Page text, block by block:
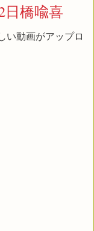
橋喩喜
い動画がアップロ